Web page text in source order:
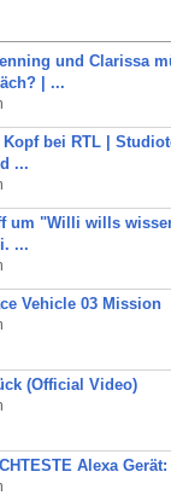
und Clarissa
| ...
bei RTL |
...
um "Willi wills
...
Vehicle 03 Mission
(Official Video)
Alexa